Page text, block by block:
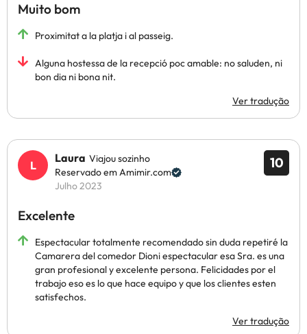
Muito bom
Proximitat a la platja i al passeig.
Alguna hostessa de la recepció poc amable: no saluden, ni
bon dia ni bona nit.
Ver tradução
10
Laura Viajou sozinho
Reservado em Amimir.com
Julho 2023
Excelente
Espectacular totalmente recomendado sin duda repetiré la
Camarera del comedor Dioni espectacular esa Sra. es una
gran profesional y excelente persona. Felicidades por el
trabajo eso es lo que hace equipo y que los clientes esten
satisfechos.
Ver tradução